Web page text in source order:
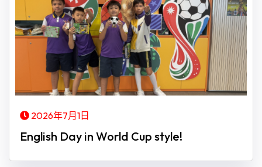
2026年7月1日
English Day in World Cup style!